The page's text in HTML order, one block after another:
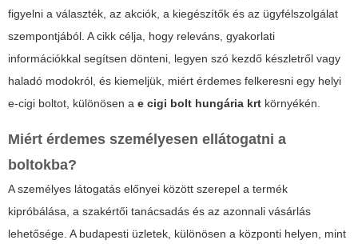
figyelni a választék, az akciók, a kiegészítők és az ügyfélszolgálat
szempontjából. A cikk célja, hogy releváns, gyakorlati
információkkal segítsen dönteni, legyen szó kezdő készletről vagy
haladó modokról, és kiemeljük, miért érdemes felkeresni egy helyi
e-cigi boltot, különösen a e cigi bolt hungária krt környékén.
Miért érdemes személyesen ellátogatni a
boltokba?
A személyes látogatás előnyei között szerepel a termék
kipróbálása, a szakértői tanácsadás és az azonnali vásárlás
lehetősége. A budapesti üzletek, különösen a központi helyen, mint